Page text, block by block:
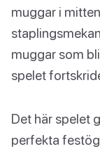
muggar i
muggar som
spelet
Det här spelet
perfekta